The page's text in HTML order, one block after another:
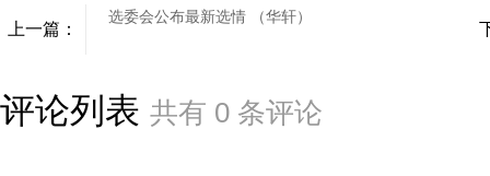
上一篇：
选委会公布最新选情 （华轩）
评论列表 共有 0 条评论